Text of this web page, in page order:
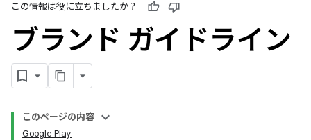
この情報は役に立ちましたか？
ブランド ガイドライン
このページの内容
Google Play